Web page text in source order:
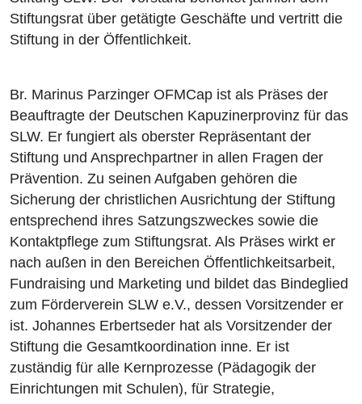
Stiftungsrat über getätigte Geschäfte und vertritt die
Stiftung in der Öffentlichkeit.
Br. Marinus Parzinger OFMCap ist als Präses der
Beauftragte der Deutschen Kapuzinerprovinz für das
SLW. Er fungiert als oberster Repräsentant der
Stiftung und Ansprechpartner in allen Fragen der
Prävention. Zu seinen Aufgaben gehören die
Sicherung der christlichen Ausrichtung der Stiftung
entsprechend ihres Satzungszweckes sowie die
Kontaktpflege zum Stiftungsrat. Als Präses wirkt er
nach außen in den Bereichen Öffentlichkeitsarbeit,
Fundraising und Marketing und bildet das Bindeglied
zum Förderverein SLW e.V., dessen Vorsitzender er
ist. Johannes Erbertseder hat als Vorsitzender der
Stiftung die Gesamtkoordination inne. Er ist
zuständig für alle Kernprozesse (Pädagogik der
Einrichtungen mit Schulen), für Strategie,